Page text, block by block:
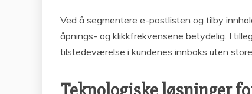
Ved å segmentere e-postlisten og tilby
åpnings- og klikkfrekvensene betydelig. I
tilstedeværelse i kundenes innboks uten